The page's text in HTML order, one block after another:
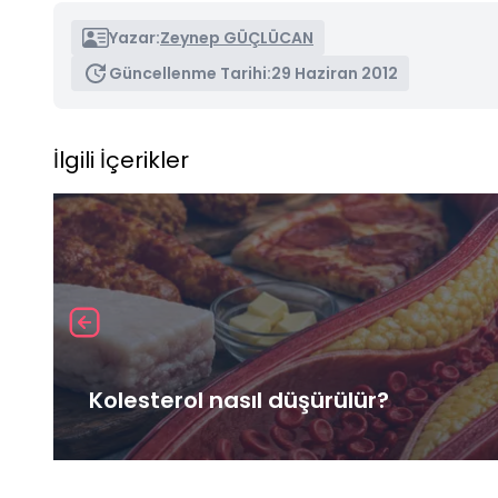
Yazar:Zeynep GÜÇLÜCAN
Güncellenme Tarihi:29 Haziran 2012
İlgili İçerikler
Kolesterol nasıl düşürülür?